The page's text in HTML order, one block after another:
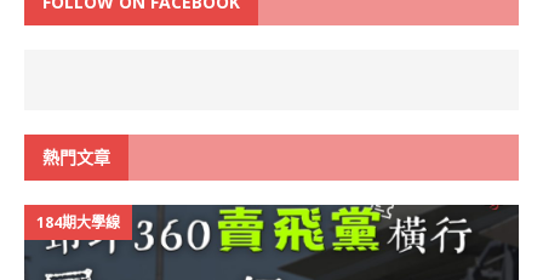
熱門文章
184期大學線